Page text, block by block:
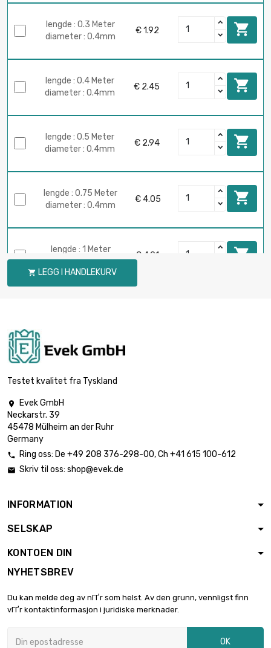
lengde : 0.3 Meter
diameter : 0.4mm
€ 1.92 
lengde : 0.4 Meter
diameter : 0.4mm
€ 2.45 
lengde : 0.5 Meter
diameter : 0.4mm
€ 2.94 
lengde : 0.75 Meter
diameter : 0.4mm
€ 4.05 
lengde : 1 Meter
diameter : 0.4mm
€ 4.91 
lengde : 0.3 Meter
diameter : 0.5mm
lengde : 0.4 Meter
lengde : 0.5 Meter
diameter : 0.5mm
€ 4.43 
lengde : 1 Meter
 LEGG I HANDLEKURV
Testet kvalitet fra Tyskland

Evek GmbH
Neckarstr. 39
45478 Mülheim an der Ruhr
Germany
 Ring oss: De +49 208 376-298-00, Ch +41 615 100-612
 Skriv til oss: shop@evek.de
INFORMATION
SELSKAP
KONTOEN DIN
NYHETSBREV
Du kan melde deg av nГҐr som helst. Av den grunn, vennligst finn
vГҐr kontaktinformasjon i juridiske merknader.
OK